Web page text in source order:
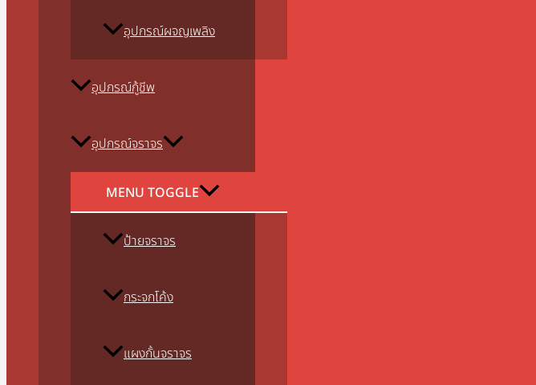
อุปกรณ์ผจญเพลิง
อุปกรณ์กู้ชีพ
อุปกรณ์จราจร
MENU TOGGLE
ป้ายจราจร
กระจกโค้ง
แผงกั้นจราจร